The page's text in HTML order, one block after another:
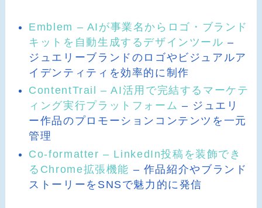
Emblem – AIが事業名からロゴ・ブランド
キットを自動生成するデザインツール –
ジュエリーブランドのロゴやビジュアルア
イデンティティを効率的に制作
ContentTrail – AI活用で完結するマーケテ
ィング実行プラットフォーム – ジュエリ
ー作品のプロモーションコンテンツを一元
管理
Co-formatter – LinkedIn投稿を装飾でき
るChrome拡張機能 – 作品紹介やブランド
ストーリーをSNSで魅力的に発信